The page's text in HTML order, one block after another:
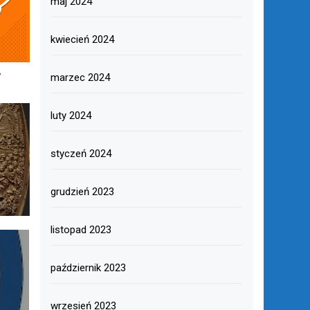
kwiecień 2024
marzec 2024
luty 2024
styczeń 2024
grudzień 2023
listopad 2023
październik 2023
wrzesień 2023